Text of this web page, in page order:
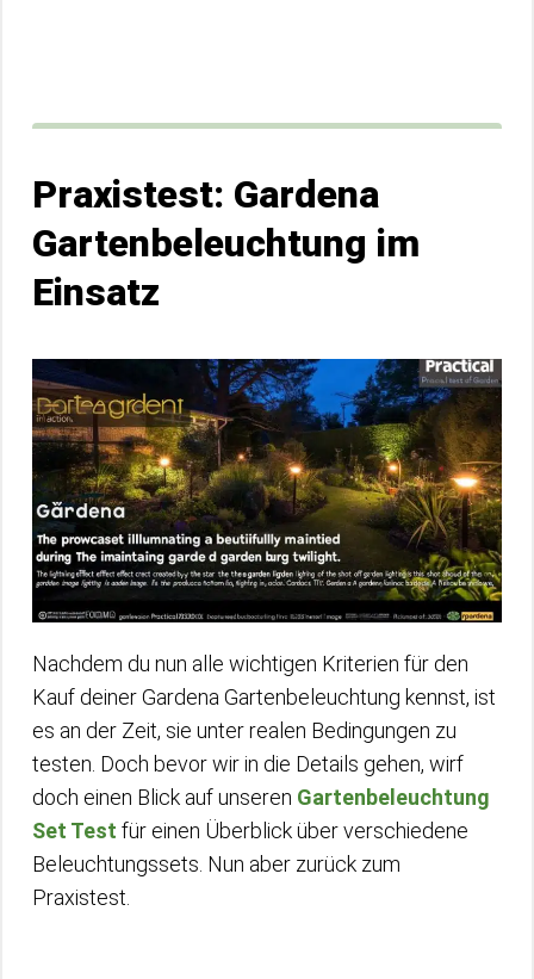
Praxistest: Gardena
Gartenbeleuchtung im
Einsatz
Nachdem du nun alle wichtigen Kriterien für den
Kauf deiner Gardena Gartenbeleuchtung kennst, ist
es an der Zeit, sie unter realen Bedingungen zu
testen. Doch bevor wir in die Details gehen, wirf
doch einen Blick auf unseren Gartenbeleuchtung
Set Test für einen Überblick über verschiedene
Beleuchtungssets. Nun aber zurück zum
Praxistest.